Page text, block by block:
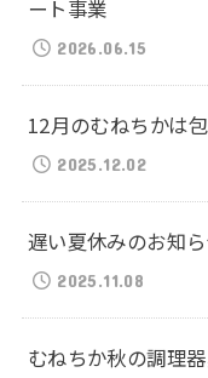
ート事業
2026.06.15
12月のむねちかは
2025.12.02
遅い夏休みのお知
2025.11.08
むねちか秋の調理